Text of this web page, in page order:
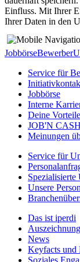
Einfluss. Mit Ihrer
Ihrer Daten in den
JobbörseBewerber
Service für
Jobbörse
Interne
Deine
JOB'N CASH
Meinungen
Service für
Spezialisierte
Unsere
Das ist iperdi
News
Keyfacts und
Soziales